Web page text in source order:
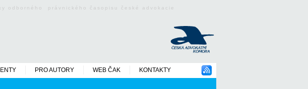
odborného právnického časopisu české advokacie
PRO AUTORY WEB ČAK KONTAKTY